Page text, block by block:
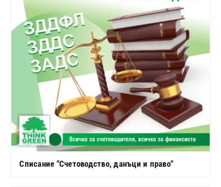
Списание "Счетоводство, данъци и право"